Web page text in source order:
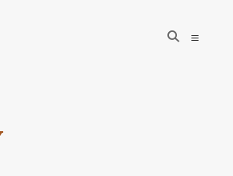
open
search
open